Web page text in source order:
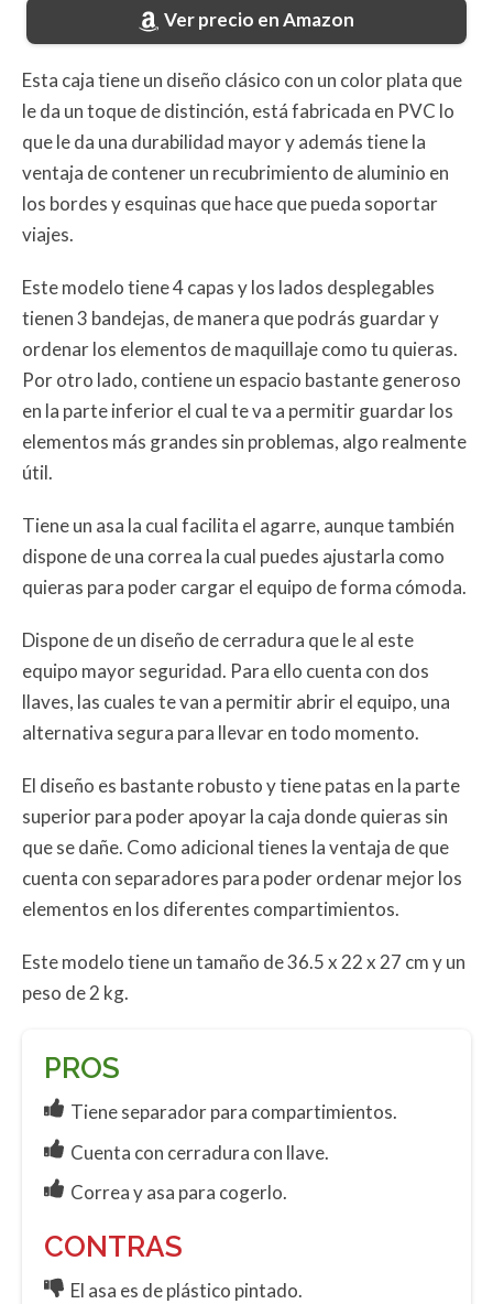
Ver precio en Amazon
Esta caja tiene un diseño clásico con un color plata que
le da un toque de distinción, está fabricada en PVC lo
que le da una durabilidad mayor y además tiene la
ventaja de contener un recubrimiento de aluminio en
los bordes y esquinas que hace que pueda soportar
viajes.
Este modelo tiene 4 capas y los lados desplegables
tienen 3 bandejas, de manera que podrás guardar y
ordenar los elementos de maquillaje como tu quieras.
Por otro lado, contiene un espacio bastante generoso
en la parte inferior el cual te va a permitir guardar los
elementos más grandes sin problemas, algo realmente
útil.
Tiene un asa la cual facilita el agarre, aunque también
dispone de una correa la cual puedes ajustarla como
quieras para poder cargar el equipo de forma cómoda.
Dispone de un diseño de cerradura que le al este
equipo mayor seguridad. Para ello cuenta con dos
llaves, las cuales te van a permitir abrir el equipo, una
alternativa segura para llevar en todo momento.
El diseño es bastante robusto y tiene patas en la parte
superior para poder apoyar la caja donde quieras sin
que se dañe. Como adicional tienes la ventaja de que
cuenta con separadores para poder ordenar mejor los
elementos en los diferentes compartimientos.
Este modelo tiene un tamaño de 36.5 x 22 x 27 cm y un
peso de 2 kg.
PROS
Tiene separador para compartimientos.
Cuenta con cerradura con llave.
Correa y asa para cogerlo.
CONTRAS
El asa es de plástico pintado.